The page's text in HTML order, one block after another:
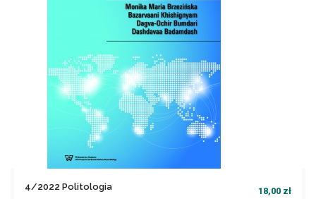
4/2022 Politologia 18,00 zł